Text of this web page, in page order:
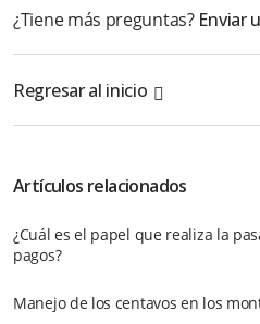
¿Tiene más preguntas? Enviar
Regresar al inicio
Artículos relacionados
¿Cuál es el papel que realiza la
pagos?
Manejo de los centavos en los